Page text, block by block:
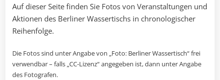
Auf dieser Seite finden Sie Fotos von Veranstaltungen und
Aktionen des Berliner Wassertischs in chronologischer
Reihenfolge.
Die Fotos sind unter Angabe von „Foto: Berliner Wassertisch“ frei
verwendbar – falls „CC-Lizenz“ angegeben ist, dann unter Angabe
des Fotografen.